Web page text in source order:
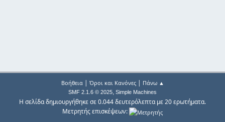
Βοήθεια| Όροι και Κανόνες| Πάνω ▲
SMF 2.1.6 © 2025, Simple Machines
Η σελίδα δημιουργήθηκε σε 0.044 δευτερόλεπτα με 20 ερωτήματα.
Μετρητής επισκέψεων: